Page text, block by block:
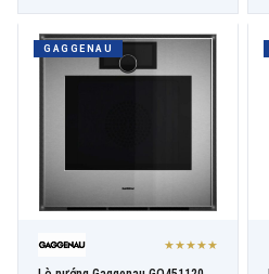
GAGGENAU
★★★★★